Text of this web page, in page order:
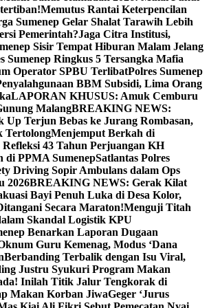
Memutus Rantai Keterpencilan
Sumenep Gelar Shalat Tarawih Lebih
Pemerintah?Jaga Citra Institusi,
Sisir Tempat Hiburan Malam Jelang
Sumenep Ringkus 5 Tersangka Mafia
Operator SPBU TerlibatPolres Sumenep
BBM Subsidi, Lima Orang
LAPORAN KHUSUS: Amuk Cemburu
MalangBREAKING NEWS:
Up Terjun Bebas ke Jurang Rombasan,
TertolongMenjemput Berkah di
43 Tahun Perjuangan KH
di PPMA SumenepSatlantas Polres
Driving Sopir Ambulans dalam Ops
2026BREAKING NEWS: Gerak Kilat
Bayi Penuh Luka di Desa Kolor,
Secara Maraton!Menguji Titah
Skandal Logistik KPU
Benarkan Laporan Dugaan
Guru Kemenag, Modus ‘Dana
Berbanding Terbalik dengan Isu Viral,
Justru Syukuri Program Makan
Inilah Titik Jalur Tengkorak di
Makan Korban JiwaGeger ‘Jurus